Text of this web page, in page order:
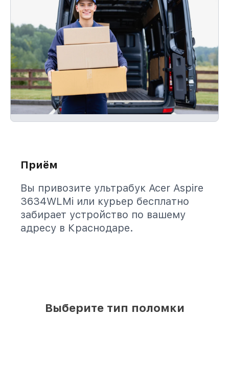
Приём
Вы привозите ультрабук Acer Aspire
3634WLMi или курьер бесплатно
забирает устройство по вашему
адресу в Краснодаре.
Выберите тип поломки